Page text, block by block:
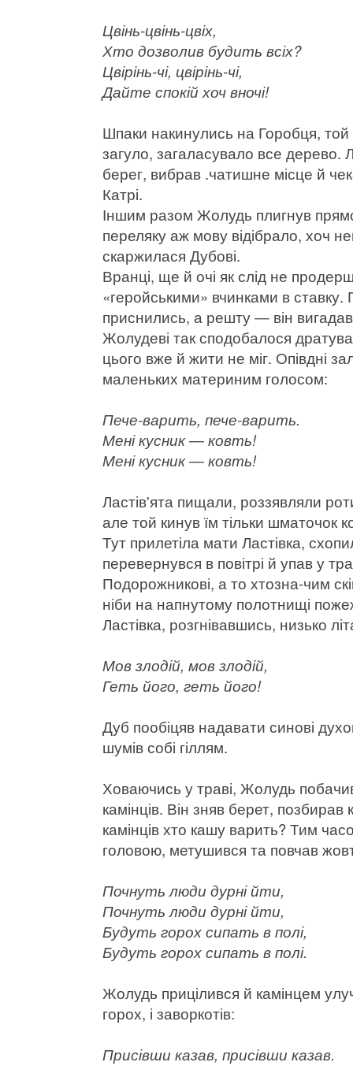
Цвінь-цвінь-цвіх,
Хто дозволив будить всіх?
Цвірінь-чі, цвірінь-чі,
Дайте спокій хоч вночі!
Шпаки накинулись на Горобця, той
загуло, загаласувало все
берег, вибрав .чатишне місце й
Катрі.
Іншим разом Жолудь плигнув
переляку аж мову відібрало, хоч
скаржилася Дубові.
Вранці, ще й очі як слід не
«геройськими» вчинками в
приснились, а решту — він
Жолудеві так сподобалося
цього вже й жити не міг. Опівдні
маленьких материним голосом:
Пече-варить, пече-варить.
Мені кусник — ковть!
Мені кусник — ковть!
Ластів'ята пищали, роззявляли
але той кинув їм тільки шматочок
Тут прилетіла мати Ластівка,
перевернувся в повітрі й упав у
Подорожникові, а то хтозна-чим
ніби на напнутому полотнищі
Ластівка, розгнівавшись, низько
Мов злодій, мов злодій,
Геть його, геть його!
Дуб пообіцяв надавати синові
шумів собі гіллям.
Ховаючись у траві, Жолудь
камінців. Він зняв берет, позбирав
камінців хто кашу варить? Тим
головою, метушився та повчав
Почнуть люди дурні йти,
Почнуть люди дурні йти,
Будуть горох сипать в полі,
Будуть горох сипать в полі.
Жолудь прицілився й камінцем
горох, і заворкотів:
Присівши казав, присівши казав.